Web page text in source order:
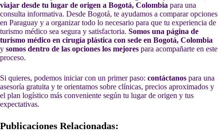
viajar desde tu lugar de origen a Bogotá, Colombia para una
consulta informativa. Desde Bogotá, te ayudamos a comparar opciones
en Paraguay y a organizar todo lo necesario para que tu experiencia de
turismo médico sea segura y satisfactoria. Somos una página de
turismo médico en cirugía plástica con sede en Bogotá, Colombia
y somos dentro de las opciones los mejores para acompañarte en este
proceso.
Si quieres, podemos iniciar con un primer paso: contáctanos para una
asesoría gratuita y te orientamos sobre clínicas, precios aproximados y
el plan logístico más conveniente según tu lugar de origen y tus
expectativas.
Publicaciones Relacionadas: